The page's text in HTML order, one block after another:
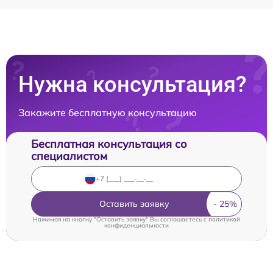
Нужна консультация?
Закажите бесплатную консультацию
Бесплатная консультация со
специалистом
Оставить заявку
Нажимая на кнопку "Оставить заявку" Вы соглашаетесь cполитикой
конфиденциальности